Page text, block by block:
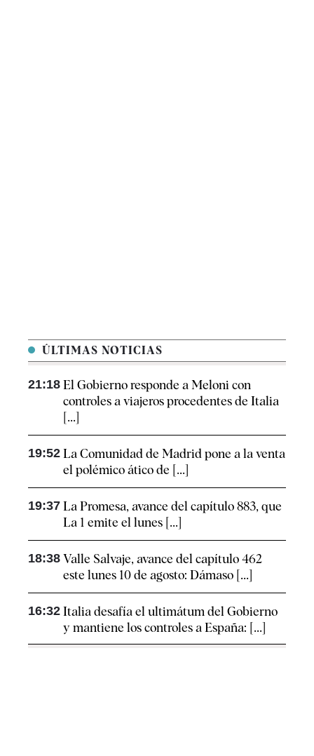
ÚLTIMAS NOTICIAS
21:18 El Gobierno responde a Meloni con
controles a viajeros procedentes de Italia
[...]
19:52 La Comunidad de Madrid pone a la venta
el polémico ático de [...]
19:37 La Promesa, avance del capítulo 883, que
La 1 emite el lunes [...]
18:38 Valle Salvaje, avance del capítulo 462
este lunes 10 de agosto: Dámaso [...]
16:32 Italia desafía el ultimátum del Gobierno
y mantiene los controles a España: [...]